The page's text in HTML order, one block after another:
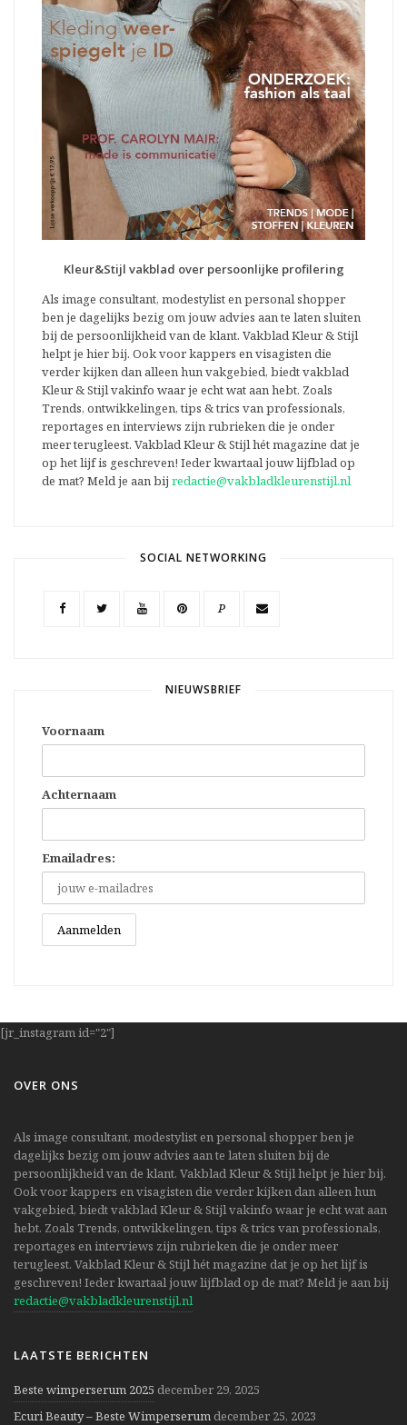
Kleur&Stijl vakblad over persoonlijke profilering
Als image consultant, modestylist en personal shopper
ben je dagelijks bezig om jouw advies aan te laten sluiten
bij de persoonlijkheid van de klant. Vakblad Kleur & Stijl
helpt je hier bij. Ook voor kappers en visagisten die
verder kijken dan alleen hun vakgebied, biedt vakblad
Kleur & Stijl vakinfo waar je echt wat aan hebt. Zoals
Trends, ontwikkelingen, tips & trics van professionals,
reportages en interviews zijn rubrieken die je onder
meer terugleest. Vakblad Kleur & Stijl hét magazine dat je
op het lijf is geschreven! Ieder kwartaal jouw lijfblad op
de mat? Meld je aan bij redactie@vakbladkleurenstijl.nl
SOCIAL NETWORKING
P
NIEUWSBRIEF
Voornaam
Achternaam
Emailadres:
[jr_instagram id="2"]
OVER ONS
Als image consultant, modestylist en personal shopper ben je
dagelijks bezig om jouw advies aan te laten sluiten bij de
persoonlijkheid van de klant. Vakblad Kleur & Stijl helpt je hier bij.
Ook voor kappers en visagisten die verder kijken dan alleen hun
vakgebied, biedt vakblad Kleur & Stijl vakinfo waar je echt wat aan
hebt. Zoals Trends, ontwikkelingen, tips & trics van professionals,
reportages en interviews zijn rubrieken die je onder meer
terugleest. Vakblad Kleur & Stijl hét magazine dat je op het lijf is
geschreven! Ieder kwartaal jouw lijfblad op de mat? Meld je aan bij
redactie@vakbladkleurenstijl.nl
LAATSTE BERICHTEN
Beste wimperserum 2025 december 29, 2025
Ecuri Beauty – Beste Wimperserum december 25, 2023